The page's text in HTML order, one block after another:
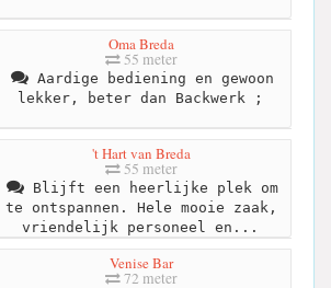
Oma Breda
55 meter
Aardige bediening en gewoon
lekker, beter dan Backwerk ;
't Hart van Breda
55 meter
Blijft een heerlijke plek om
te ontspannen. Hele mooie zaak,
vriendelijk personeel en...
Venise Bar
72 meter